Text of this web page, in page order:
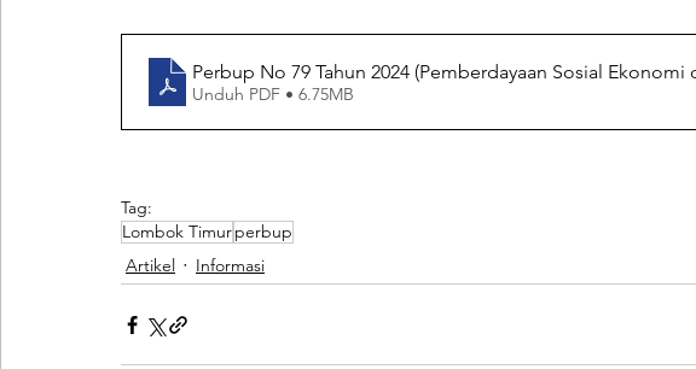
Perbup No 79 Tahun 2024 (Pemberdayaan Sosial Ekonomi
Unduh PDF • 6.75MB
Tag:
Lombok Timurperbup
Artikel
Informasi